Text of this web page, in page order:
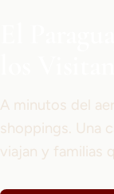
A minutos del
shoppings. Una
viajan y familias